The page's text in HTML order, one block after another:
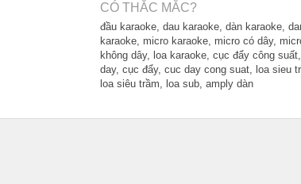
CÓ THẮC MẮC?
đầu karaoke, dau karaoke, dàn karaoke,
karaoke, micro karaoke, micro có dây,
không dây, loa karaoke, cục đẩy công
day, cục đẩy, cuc day cong suat, loa sieu
loa siêu trầm, loa sub, amply dàn